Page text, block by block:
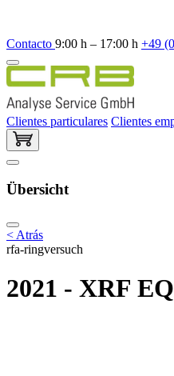
Contacto 9:00 h – 17:00 h +49
Clientes particulares Clientes
Übersicht
< Atrás
rfa-ringversuch
2021 - XRF